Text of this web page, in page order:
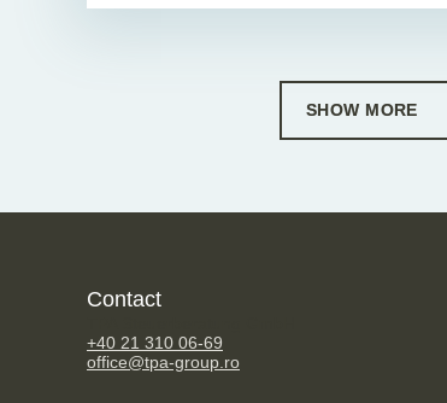
SHOW MORE
Contact
+40 21 310 06-69
office@tpa-group.ro